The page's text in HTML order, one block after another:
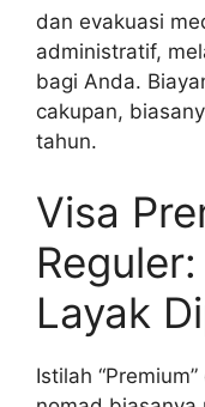
dan evakuasi
administratif,
bagi Anda.
cakupan,
tahun.
Visa
Layak
Istilah